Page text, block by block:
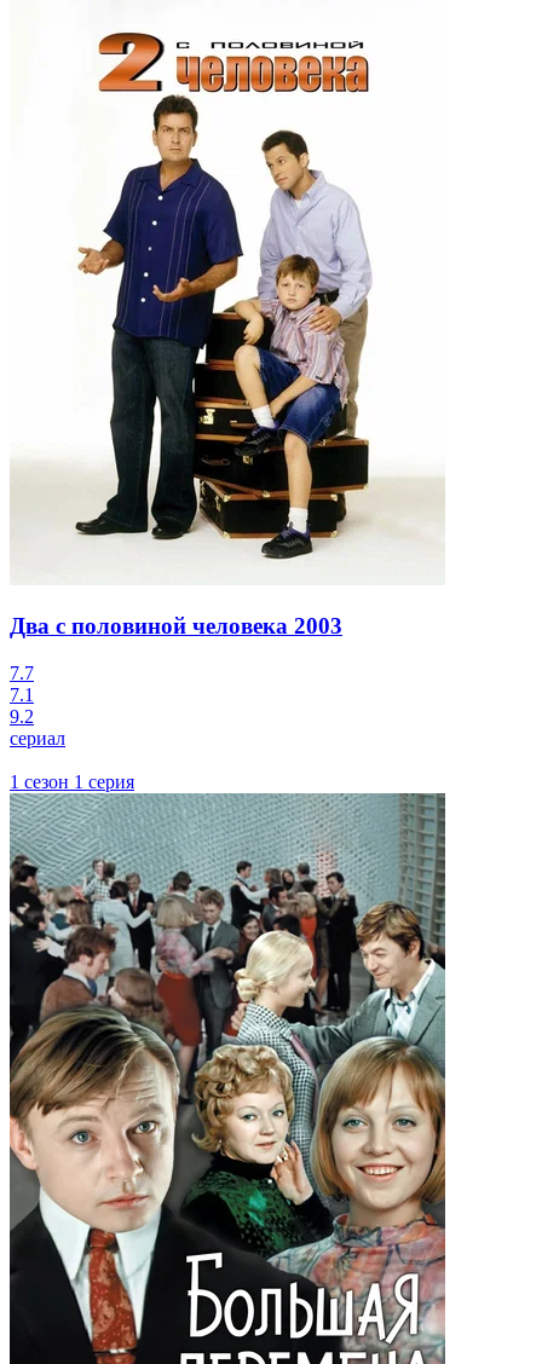
Два с половиной человека 2003
7.7
7.1
9.2
сериал
1 сезон 1 серия